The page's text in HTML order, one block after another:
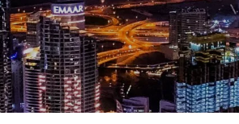
Notícias –